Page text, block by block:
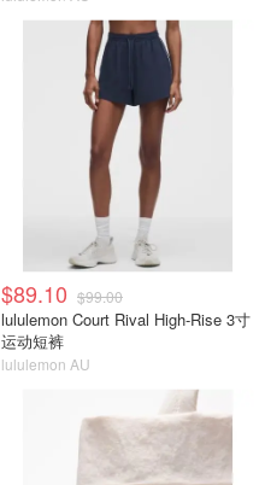
$89.10 $99.00
lululemon Court Rival High-Rise 3寸
运动短裤
lululemon AU